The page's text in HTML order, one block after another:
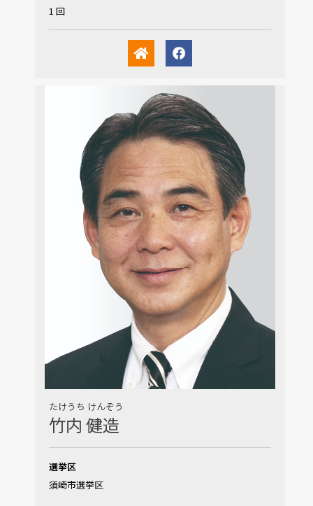
1 回
たけうち けんぞう
竹内 健造
選挙区
須崎市選挙区